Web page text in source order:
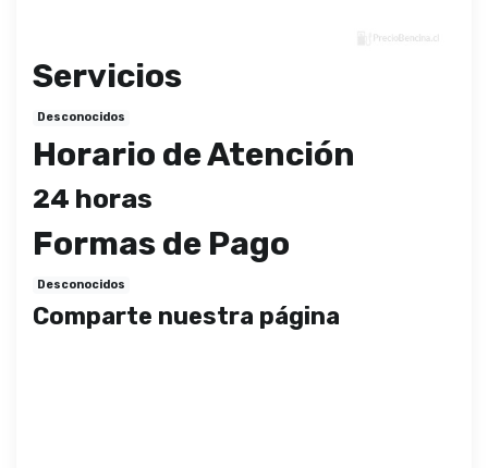
Servicios
Desconocidos
Horario de Atención
24 horas
Formas de Pago
Desconocidos
Comparte nuestra página